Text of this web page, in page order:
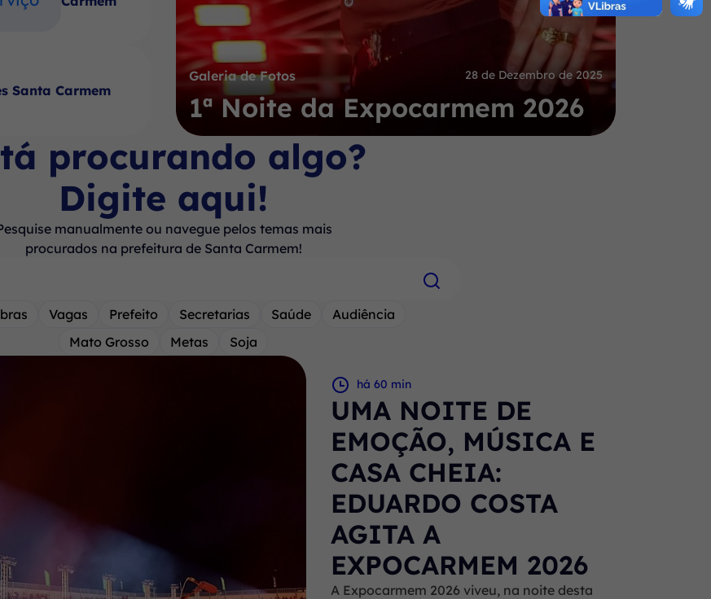
Santa Carmem
Galeria de Fotos 28 de Dezembro de 2025
1ª Noite da Expocarmem 2026
procurando algo?
Digite aqui!
manualmente ou navegue pelos temas mais
procurados na prefeitura de Santa Carmem!
Vagas Prefeito Secretarias Saúde
Audiência
Mato Grosso
Metas Soja
há 60 min
UMA NOITE DE
EMOÇÃO, MÚSICA E
CASA CHEIA:
EDUARDO COSTA
AGITA A
EXPOCARMEM 2026
A Expocarmem 2026 viveu, na noite desta